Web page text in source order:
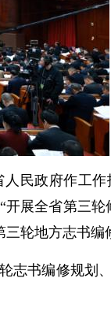
民政府作工作
展全省第三
轮地方志书编
书编修规划